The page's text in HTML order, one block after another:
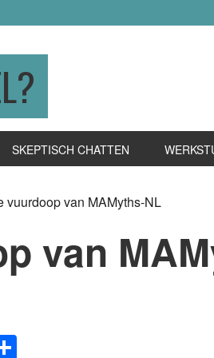
SKEPTISCH CHATTEN
vuurdoop van MAMyths-NL
van